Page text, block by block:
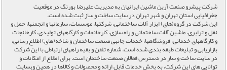
شرکت پیشرو صنعت آرین ماشین ایرانیان به مدیریت علیرضا بورنگ در موقعیت
جغرافیایی استان تهران و شهر تهران در سایت ساخت و ساز ثبت شده است.
این شرکت در گروه(های) ابزار آلات ساختمانی، شرکتها، موسسات، سازمانها و انجمنها، حمل و
نقل و ترابری، ماشین آلات ساختمانی و راه سازی، کارخانجات و کارگاههای تولیدی، کارخانجات
و کارگاههای خدماتی، فروشگاهها، خدمات جانبی صنعت ساختمان و شاخه(های) اطلاع رسانی،
بازاریابی و تبلیغات طبقه بندی شده است. شماره تلفن و بقیه راههای ارتباطی با این شرکت
در سایت ساخت و ساز در دسترس فعالان صنعت ساختمان است. برای اطلاع از امکانات و
توانایی های این شرکت، به بخش خدمات قابل ارائه و محصولات و کالاها در همین وبسایت